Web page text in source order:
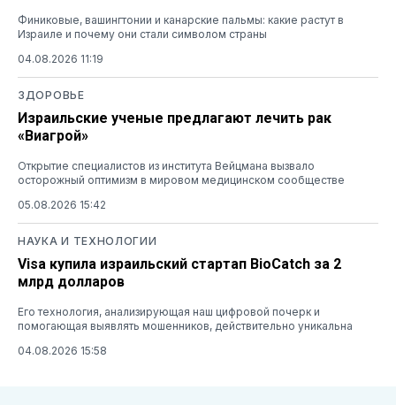
Финиковые, вашингтонии и канарские пальмы: какие растут в
Израиле и почему они стали символом страны
04.08.2026 11:19
ЗДОРОВЬЕ
Израильские ученые предлагают лечить рак
«Виагрой»
Открытие специалистов из института Вейцмана вызвало
осторожный оптимизм в мировом медицинском сообществе
05.08.2026 15:42
НАУКА И ТЕХНОЛОГИИ
Visa купила израильский стартап BioCatch за 2
млрд долларов
Его технология, анализирующая наш цифровой почерк и
помогающая выявлять мошенников, действительно уникальна
04.08.2026 15:58